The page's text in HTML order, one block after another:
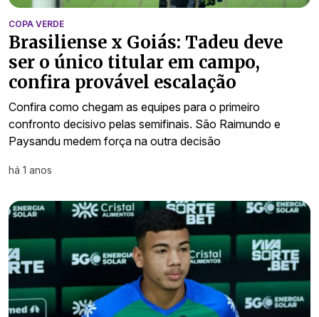
COPA VERDE
Brasiliense x Goiás: Tadeu deve
ser o único titular em campo,
confira provável escalação
Confira como chegam as equipes para o primeiro
confronto decisivo pelas semifinais. São Raimundo e
Paysandu medem força na outra decisão
há 1 anos